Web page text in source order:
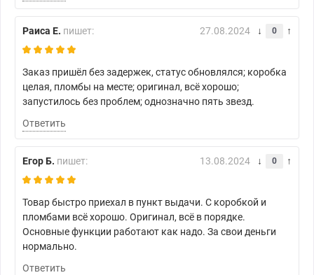
Раиса Е. пишет: 27.08.2024 0
Заказ пришёл без задержек, статус обновлялся; коробка
целая, пломбы на месте; оригинал, всё хорошо;
запустилось без проблем; однозначно пять звезд.
Ответить
Егор Б. пишет: 13.08.2024 0
Товар быстро приехал в пункт выдачи. С коробкой и
пломбами всё хорошо. Оригинал, всё в порядке.
Основные функции работают как надо. За свои деньги
нормально.
Ответить